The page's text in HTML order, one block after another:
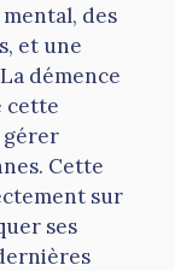
des
et une
démence
cette
gérer
Cette
sur
ses